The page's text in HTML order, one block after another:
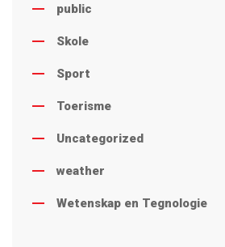
public
Skole
Sport
Toerisme
Uncategorized
weather
Wetenskap en Tegnologie